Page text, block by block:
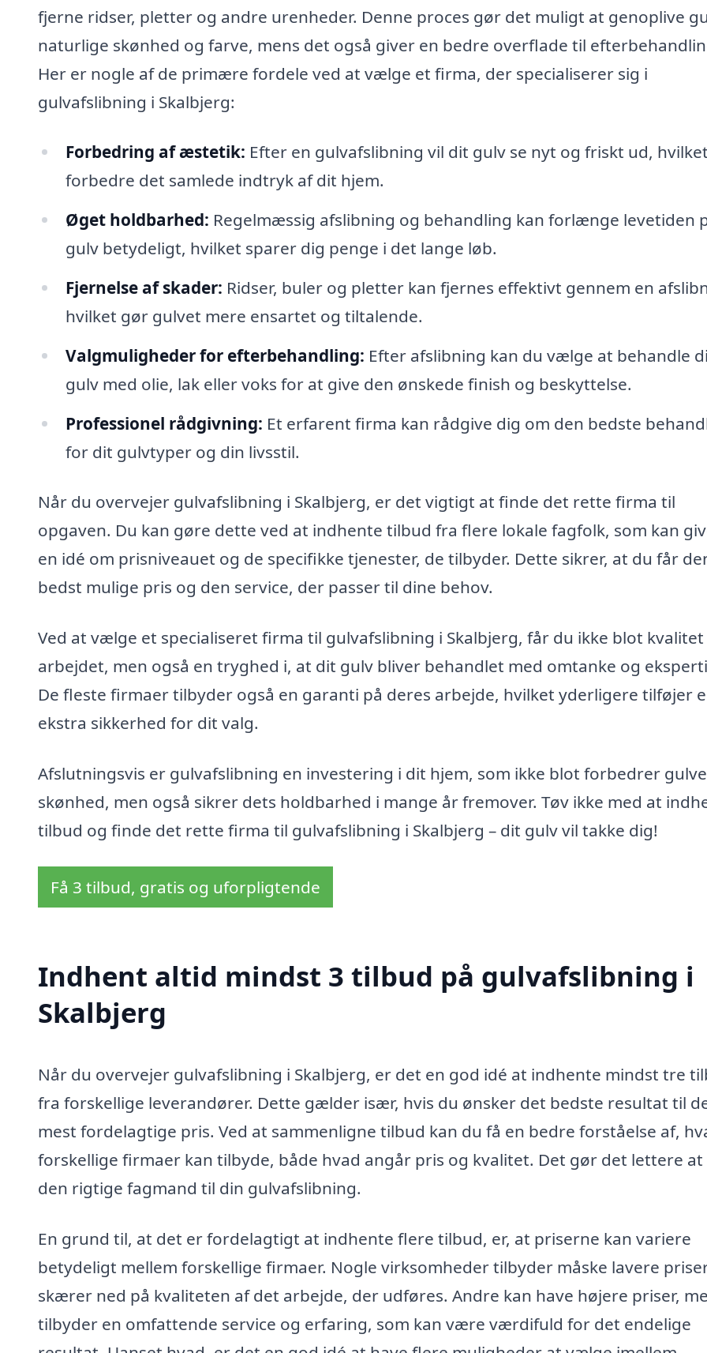
fjerne ridser, pletter og andre urenheder. Denne proces gør det muligt at genoplive
naturlige skønhed og farve, mens det også giver en bedre overflade til
Her er nogle af de primære fordele ved at vælge et firma, der specialiserer sig i
gulvafslibning i Skalbjerg:
Forbedring af æstetik: Efter en gulvafslibning vil dit gulv se nyt og friskt ud,
forbedre det samlede indtryk af dit hjem.
Øget holdbarhed: Regelmæssig afslibning og behandling kan forlænge levetiden
gulv betydeligt, hvilket sparer dig penge i det lange løb.
Fjernelse af skader: Ridser, buler og pletter kan fjernes effektivt gennem en
hvilket gør gulvet mere ensartet og tiltalende.
Valgmuligheder for efterbehandling: Efter afslibning kan du vælge at behandle
gulv med olie, lak eller voks for at give den ønskede finish og beskyttelse.
Professionel rådgivning: Et erfarent firma kan rådgive dig om den bedste
for dit gulvtyper og din livsstil.
Når du overvejer gulvafslibning i Skalbjerg, er det vigtigt at finde det rette firma til
opgaven. Du kan gøre dette ved at indhente tilbud fra flere lokale fagfolk, som kan
en idé om prisniveauet og de specifikke tjenester, de tilbyder. Dette sikrer, at du får
bedst mulige pris og den service, der passer til dine behov.
Ved at vælge et specialiseret firma til gulvafslibning i Skalbjerg, får du ikke blot kvalitet
arbejdet, men også en tryghed i, at dit gulv bliver behandlet med omtanke og
De fleste firmaer tilbyder også en garanti på deres arbejde, hvilket yderligere tilføjer
ekstra sikkerhed for dit valg.
Afslutningsvis er gulvafslibning en investering i dit hjem, som ikke blot forbedrer
skønhed, men også sikrer dets holdbarhed i mange år fremover. Tøv ikke med at
tilbud og finde det rette firma til gulvafslibning i Skalbjerg – dit gulv vil takke dig!
Få 3 tilbud, gratis og uforpligtende
Indhent altid mindst 3 tilbud på gulvafslibning i
Skalbjerg
Når du overvejer gulvafslibning i Skalbjerg, er det en god idé at indhente mindst tre
fra forskellige leverandører. Dette gælder især, hvis du ønsker det bedste resultat til
mest fordelagtige pris. Ved at sammenligne tilbud kan du få en bedre forståelse af,
forskellige firmaer kan tilbyde, både hvad angår pris og kvalitet. Det gør det lettere
den rigtige fagmand til din gulvafslibning.
En grund til, at det er fordelagtigt at indhente flere tilbud, er, at priserne kan variere
betydeligt mellem forskellige firmaer. Nogle virksomheder tilbyder måske lavere
skærer ned på kvaliteten af det arbejde, der udføres. Andre kan have højere priser,
tilbyder en omfattende service og erfaring, som kan være værdifuld for det endelige